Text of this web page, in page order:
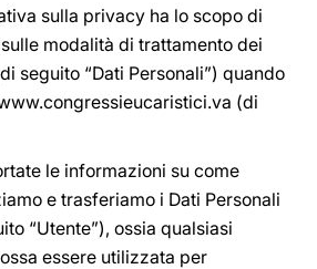
sulla privacy ha lo scopo di
modalità di trattamento dei
seguito “Dati Personali”) quando
(di
le informazioni su come
e trasferiamo i Dati Personali
“Utente”), ossia qualsiasi
essere utilizzata per